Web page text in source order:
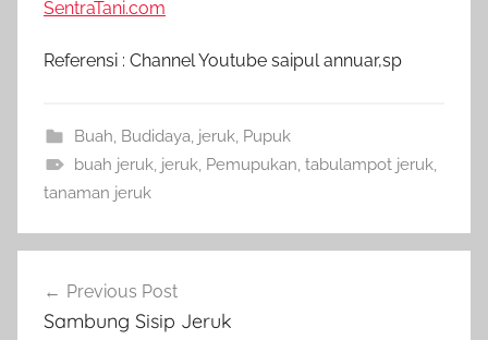
SentraTani.com
Referensi : Channel Youtube saipul annuar,sp
Buah Budidaya jeruk, Pupuk
buah jeruk, jeruk, Pemupukan tabulampot jeruk,
tanaman jeruk
pos
Previous Post
Sambung Sisip Jeruk